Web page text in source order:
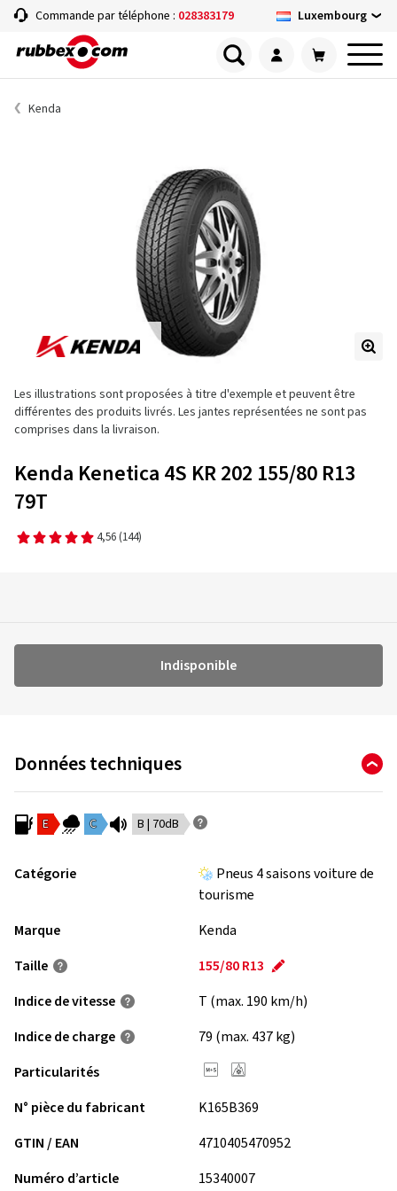
Commande par téléphone : 028383179 Luxembourg
Kenda
Les illustrations sont proposées à titre d'exemple et peuvent être
différentes des produits livrés. Les jantes représentées ne sont pas
comprises dans la livraison.
Kenda Kenetica 4S KR 202 155/80 R13
79T
4,56 (144)
Indisponible
Données techniques
E C B | 70dB
Catégorie
Pneus 4 saisons voiture de
tourisme
Marque
Kenda
Taille
155/80 R13
Indice de vitesse
T (max. 190 km/h)
Indice de charge
79 (max. 437 kg)
Particularités
N° pièce du fabricant
K165B369
GTIN / EAN
4710405470952
Numéro d’article
15340007